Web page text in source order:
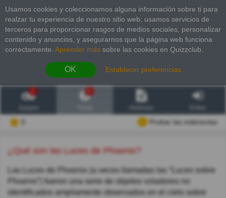
Usamos cookies y coleccionamos alguna información sobre ti para
realzar tu experiencia de nuestro sitio web; usamos servicios de
terceros para proporcionar rasgos de medios sociales, personalizar
contenido y anuncios, y asegurarnos que la página web funciona
correctamente. Aprender más sobre las cookies en Quizzclub.
OK Establecer preferencias
2
Probar las inderectas
¿Qué son las Luces de Phoenix?
Las Luces de Phoenix (a veces llamadas las “Luces sobre
Phoenix”) fueron una serie de objetos voladores no
identificados ampliamente observados en el cielo sobre